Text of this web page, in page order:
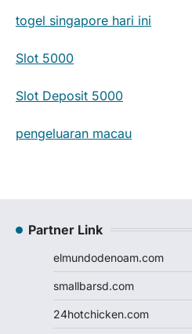
togel singapore hari ini
Slot 5000
Slot Deposit 5000
pengeluaran macau
Partner Link
elmundodenoam.com
smallbarsd.com
24hotchicken.com